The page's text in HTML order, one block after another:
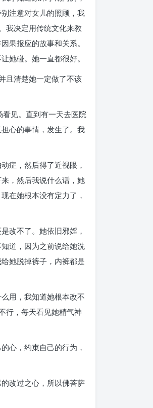
注意对女儿的照顾，我
我决定用传统文化来教
果报应的故事和关系。
她碰。她一直都很好。
且清楚她一定做了不该
见。直到有一天去医院
心的事情，发生了。我
症，然后得了近视眼，
，然后我说什么话，她
在她根本没有定力了，
改不了。她依旧邪婬，
道，因为之前说给她洗
她脱掉裤子，内裤都是
用，我知道她根本改不
行，每天看见她精气神
心，约束自己的行为，
改过之心，所以佛菩萨